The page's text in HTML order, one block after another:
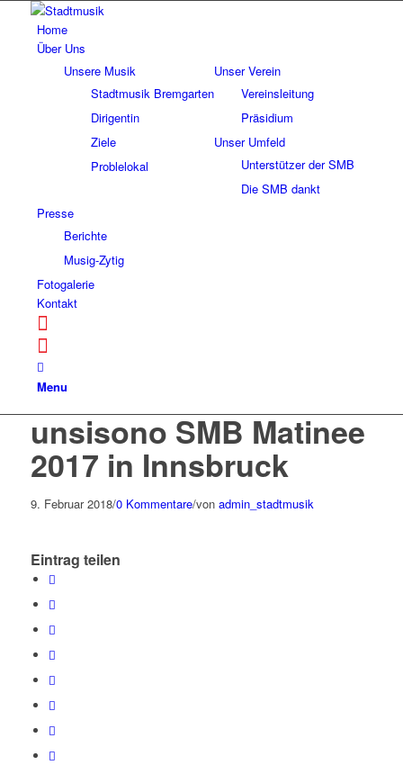
Home
Über Uns
Unsere Musik
Stadtmusik Bremgarten
Dirigentin
Ziele
Problelokal
Unser Verein
Vereinsleitung
Präsidium
Unser Umfeld
Unterstützer der SMB
Die SMB dankt
Presse
Berichte
Musig-Zytig
Fotogalerie
Kontakt
Menu
unsisono SMB Matinee
2017 in Innsbruck
9. Februar 2018/0 Kommentare/von admin_stadtmusik
Eintrag teilen